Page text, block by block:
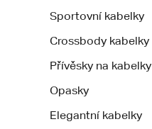
Sportovní kabelky
Crossbody kabelky
Přívěsky na kabelky
Opasky
Elegantní kabelky